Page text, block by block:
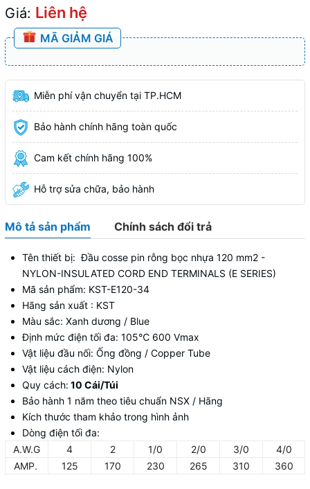
Giá: Liên hệ
MÃ GIẢM GIÁ
Miễn phí vận chuyển tại TP.HCM
Bảo hành chính hãng toàn quốc
Cam kết chính hãng 100%
Hỗ trợ sửa chữa, bảo hành
Mô tả sản phẩm Chính sách đổi trả
Tên thiết bị: Đầu cosse pin rỗng bọc nhựa 120 mm2 -
NYLON-INSULATED CORD END TERMINALS (E SERIES)
Mã sản phẩm: KST-E120-34
Hãng sản xuất : KST
Màu sắc: Xanh dương / Blue
Định mức điện tối đa: 105℃ 600 Vmax
Vật liệu đầu nối: Ống đồng / Copper Tube
Vật liệu cách điện: Nylon
Quy cách: 10 Cái/Túi
Bảo hành 1 năm theo tiêu chuẩn NSX / Hãng
Kích thước tham khảo trong hình ảnh
Dòng điện tối đa:
A.W.G
4 2 1/0 2/0 3/0
4/0
AMP.
125 170 230 265 310 360